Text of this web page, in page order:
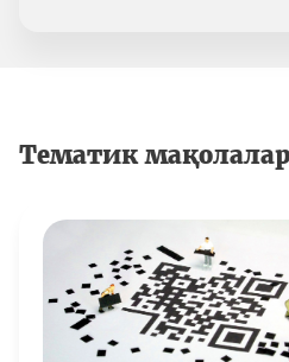
Тематик мақолалар